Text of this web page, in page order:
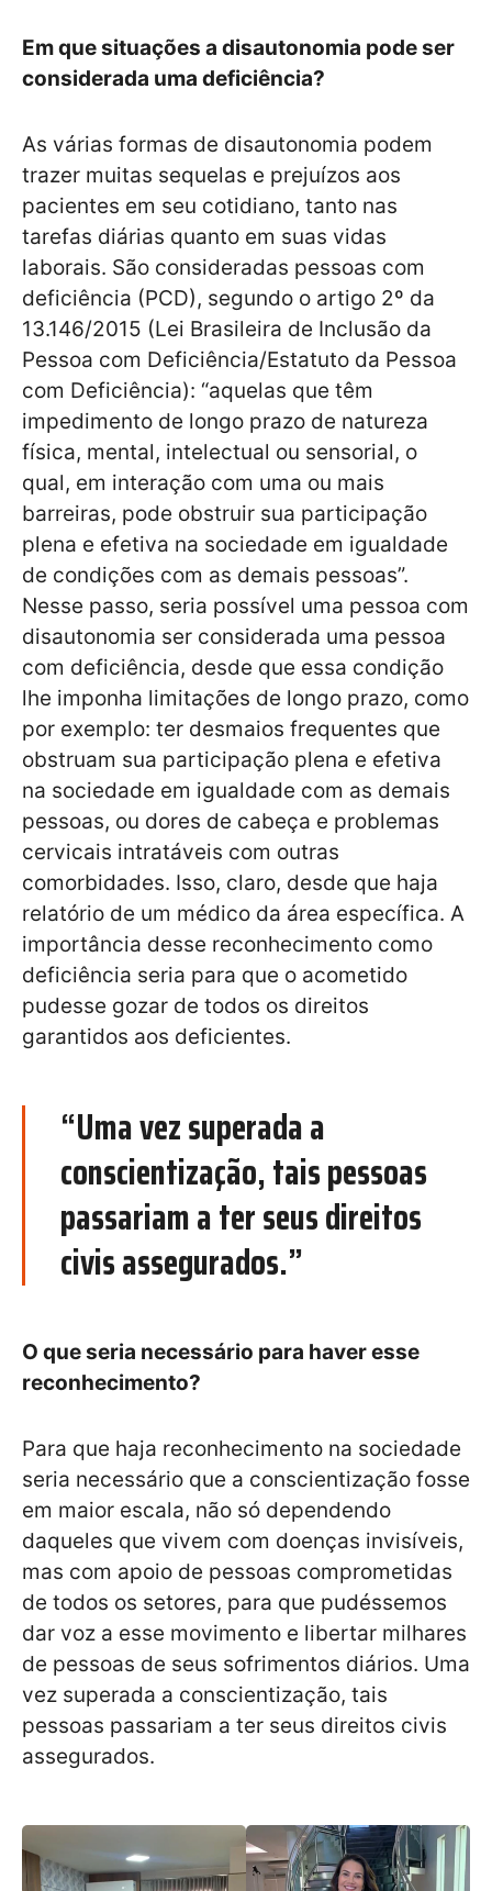
Em que situações a disautonomia pode ser
considerada uma deficiência?
As várias formas de disautonomia podem
trazer muitas sequelas e prejuízos aos
pacientes em seu cotidiano, tanto nas
tarefas diárias quanto em suas vidas
laborais. São consideradas pessoas com
deficiência (PCD), segundo o artigo 2º da
13.146/2015 (Lei Brasileira de Inclusão da
Pessoa com Deficiência/Estatuto da Pessoa
com Deficiência): “aquelas que têm
impedimento de longo prazo de natureza
física, mental, intelectual ou sensorial, o
qual, em interação com uma ou mais
barreiras, pode obstruir sua participação
plena e efetiva na sociedade em igualdade
de condições com as demais pessoas”.
Nesse passo, seria possível uma pessoa com
disautonomia ser considerada uma pessoa
com deficiência, desde que essa condição
lhe imponha limitações de longo prazo, como
por exemplo: ter desmaios frequentes que
obstruam sua participação plena e efetiva
na sociedade em igualdade com as demais
pessoas, ou dores de cabeça e problemas
cervicais intratáveis com outras
comorbidades. Isso, claro, desde que haja
relatório de um médico da área específica. A
importância desse reconhecimento como
deficiência seria para que o acometido
pudesse gozar de todos os direitos
garantidos aos deficientes.
“Uma vez superada a
conscientização, tais pessoas
passariam a ter seus direitos
civis assegurados.”
O que seria necessário para haver esse
reconhecimento?
Para que haja reconhecimento na sociedade
seria necessário que a conscientização fosse
em maior escala, não só dependendo
daqueles que vivem com doenças invisíveis,
mas com apoio de pessoas comprometidas
de todos os setores, para que pudéssemos
dar voz a esse movimento e libertar milhares
de pessoas de seus sofrimentos diários. Uma
vez superada a conscientização, tais
pessoas passariam a ter seus direitos civis
assegurados.